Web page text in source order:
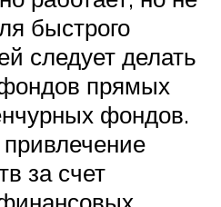
быстрого
следует делать
прямых
фондов.
за счет